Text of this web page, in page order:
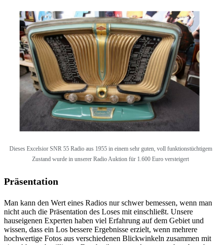
Dieses Excelsior SNR 55 Radio aus 1955 in einem sehr guten, voll funktionstüchtigem
Zustand wurde in unserer Radio Auktion für 1.600 Euro versteigert
Präsentation
Man kann den Wert eines Radios nur schwer bemessen, wenn man
nicht auch die Präsentation des Loses mit einschließt. Unsere
hauseigenen Experten haben viel Erfahrung auf dem Gebiet und
wissen, dass ein Los bessere Ergebnisse erzielt, wenn mehrere
hochwertige Fotos aus verschiedenen Blickwinkeln zusammen mit